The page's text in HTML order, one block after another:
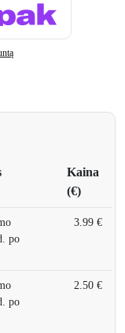
Kaina
(€)
po
3.99 €
po
2.50 €